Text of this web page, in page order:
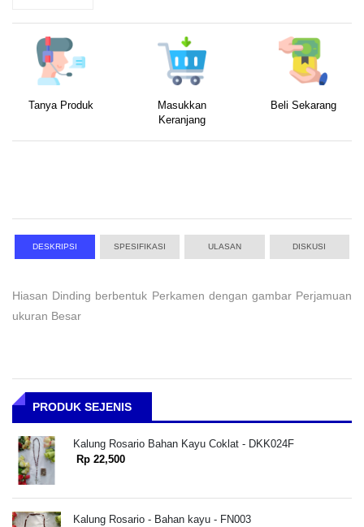
Tanya Produk
Masukkan
Keranjang
Beli Sekarang
DESKRIPSI SPESIFIKASI ULASAN DISKUSI
Hiasan Dinding berbentuk Perkamen dengan gambar Perjamuan
ukuran Besar
PRODUK SEJENIS
Kalung Rosario Bahan Kayu Coklat - DKK024F
Rp 22,500
Kalung Rosario - Bahan kayu - FN003